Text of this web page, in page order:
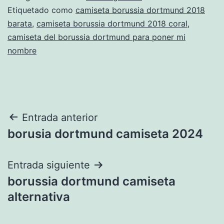
Etiquetado como camiseta borussia dortmund 2018
barata, camiseta borussia dortmund 2018 coral,
camiseta del borussia dortmund para poner mi
nombre
Navegación
de
entradas
Entrada anterior
borusia dortmund camiseta 2024
Entrada siguiente
borussia dortmund camiseta
alternativa